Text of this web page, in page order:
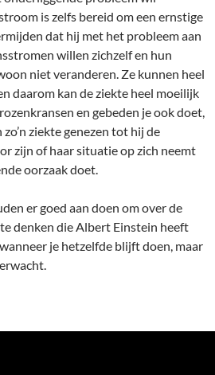
is zelfs bereid om een ernstige
dat hij met het probleem aan
willen zichzelf en hun
niet veranderen. Ze kunnen heel
daarom kan de ziekte heel moeilijk
en gebeden je ook doet,
ziekte genezen tot hij de
zijn of haar situatie op zich neemt
oorzaak doet.
er goed aan doen om over de
denken die Albert Einstein heeft
je hetzelfde blijft doen, maar